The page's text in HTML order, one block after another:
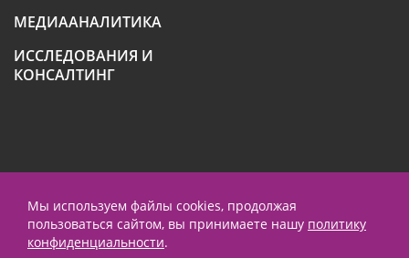
МЕДИААНАЛИТИКА
ИССЛЕДОВАНИЯ И
КОНСАЛТИНГ
contact@prnews.ru
Мы используем файлы cookies, продолжая
пользоваться сайтом, вы принимаете нашу политику
конфиденциальности.